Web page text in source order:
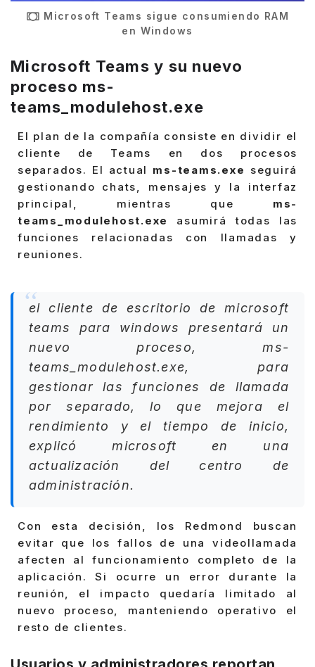
Microsoft Teams sigue consumiendo RAM
en Windows
Microsoft Teams y su nuevo
proceso ms-
teams_modulehost.exe
El plan de la compañía consiste en dividir el
cliente de Teams en dos procesos
separados. El actual ms-teams.exe seguirá
gestionando chats, mensajes y la interfaz
principal, mientras que ms-
teams_modulehost.exe
asumirá todas las
funciones relacionadas con llamadas y
reuniones.
el cliente de escritorio de microsoft
teams para windows presentará un
nuevo proceso, ms-
teams_modulehost.exe, para
gestionar las funciones de llamada
por separado, lo que mejora el
rendimiento y el tiempo de inicio,
explicó microsoft en una
actualización del centro de
administración.
Con esta decisión, los Redmond buscan
evitar que los fallos de una videollamada
afecten al funcionamiento completo de la
aplicación. Si ocurre un error durante la
reunión, el impacto quedaría limitado al
nuevo proceso, manteniendo operativo el
resto de clientes.